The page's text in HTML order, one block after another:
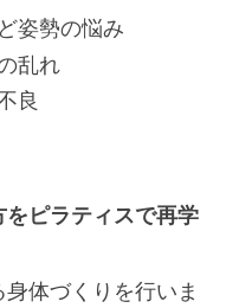
姿勢の悩み
乱れ
良
ピラティスで再学
体づくりを行いま